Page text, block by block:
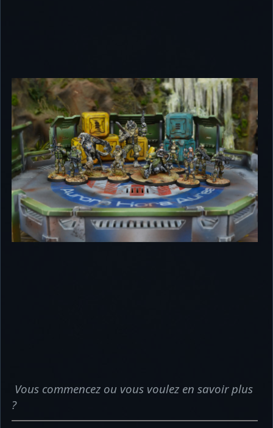
Vous commencez ou vous voulez en savoir plus
?